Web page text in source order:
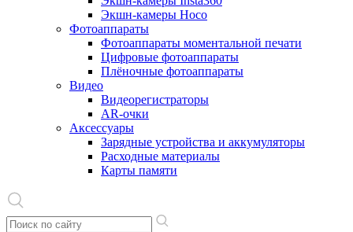
Экшн-камеры Hoco
Фотоаппараты
Фотоаппараты моментальной печати
Цифровые фотоаппараты
Плёночные фотоаппараты
Видео
Видеорегистраторы
AR-очки
Аксессуары
Зарядные устройства и аккумуляторы
Расходные материалы
Карты памяти